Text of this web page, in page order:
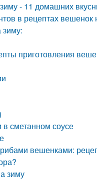
- 11 домашних
в рецептах вешенок
приготовления
в сметанном соусе
вешенками:
зиму